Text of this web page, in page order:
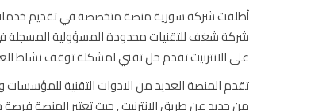
أطلقت شركة سورية منصة متخصصة في تقديم
شركة شغف للتقنيات محدودة المسؤولية المسجلة
على الانترنيت تقدم حل تقني لمشكلة توقف نشاط
تقدم المنصة العديد من الادوات التقنية للمؤسسات
من جديد عن طريق الانترنيت , حيث تعتبر المنصة